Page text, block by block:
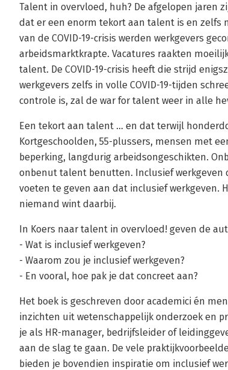
Talent in overvloed, huh? De afgelopen jaren
dat er een enorm tekort aan talent is en zelfs
van de COVID-19-crisis werden werkgevers
arbeidsmarktkrapte. Vacatures raakten
talent. De COVID-19-crisis heeft die strijd
werkgevers zelfs in volle COVID-19-tijden
controle is, zal de war for talent weer in alle
Een tekort aan talent … en dat terwijl
Kortgeschoolden, 55-plussers, mensen met
beperking, langdurig arbeidsongeschikten.
onbenut talent benutten. Inclusief
voeten te geven aan dat inclusief werkgeven.
niemand wint daarbij.
In Koers naar talent in overvloed! geven de
- Wat is inclusief werkgeven?
- Waarom zou je inclusief werkgeven?
- En vooral, hoe pak je dat concreet aan?
Het boek is geschreven door academici én
inzichten uit wetenschappelijk onderzoek en
je als HR-manager, bedrijfsleider of
aan de slag te gaan. De vele
bieden je bovendien inspiratie om inclusief